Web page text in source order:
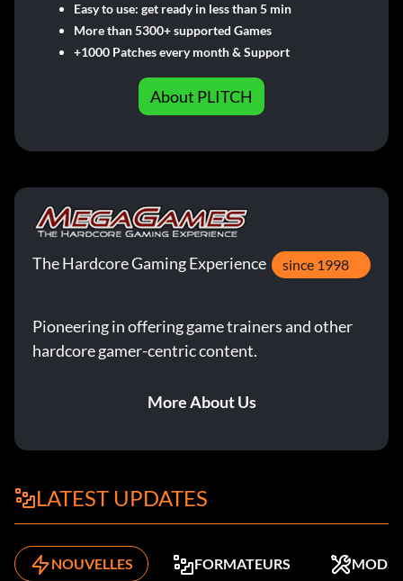
Easy to use: get ready in less than 5 min
More than 5300+ supported Games
+1000 Patches every month & Support
About PLITCH
The Hardcore Gaming Experience since 1998
Pioneering in offering game trainers and other
hardcore gamer-centric content.
More About Us
LATEST UPDATES
NOUVELLES FORMATEURS MODS